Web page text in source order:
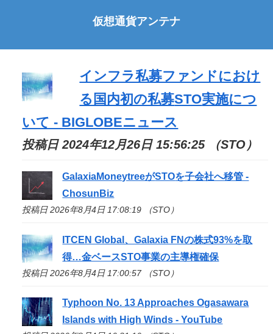
仮想通貨アンテナ
インフラ私募ファンドにおけ
る国内初の私募STO実施につ
いて - BIGLOBEニュース
投稿日 2024年12月26日 15:56:25 （STO）
GalaxiaMoneytreeがSTOを子会社へ移管 -
ChosunBiz
投稿日 2026年8月4日 17:08:19 （STO）
ITCEN Global、Galaxia FNの株式93%を取
得…金ベースSTO事業の主導権確保
投稿日 2026年8月4日 17:00:57 （STO）
Typhoon No. 13 Approaches Ogasawara
Islands with High Winds - YouTube